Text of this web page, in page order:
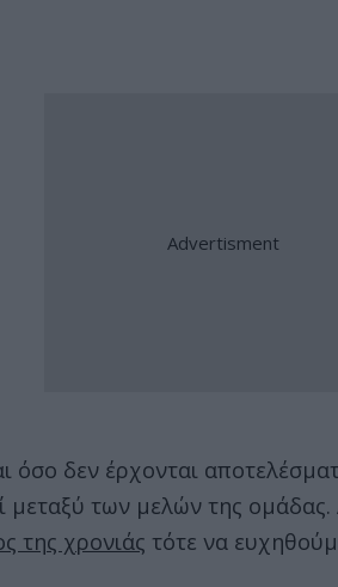
όσο δεν έρχονται
μεταξύ των μελών της
της χρονιάς τότε να